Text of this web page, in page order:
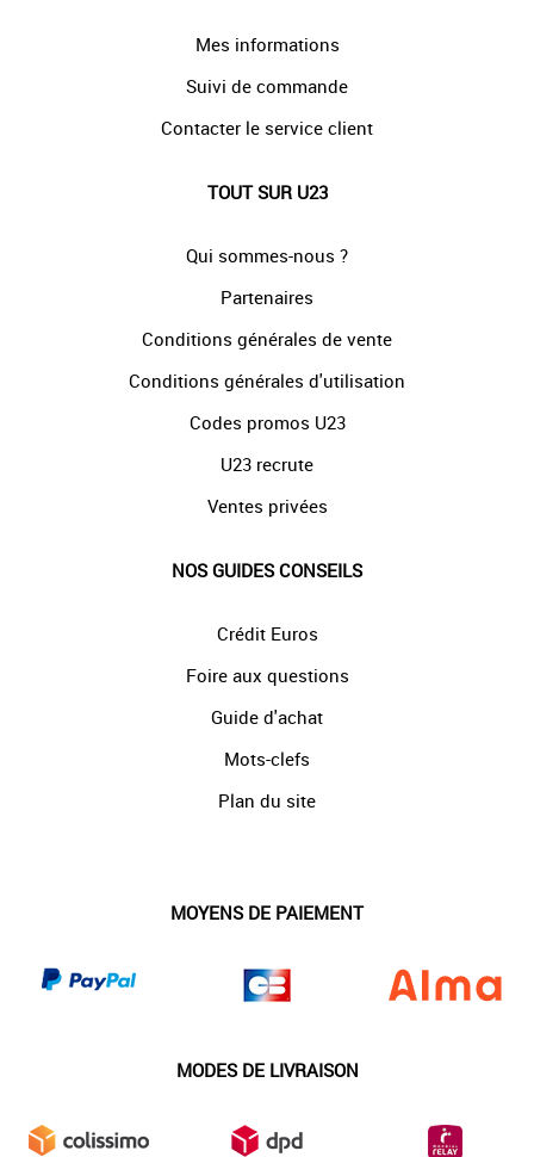
Mes informations
Suivi de commande
Contacter le service client
TOUT SUR U23
Qui sommes-nous ?
Partenaires
Conditions générales de vente
Conditions générales d'utilisation
Codes promos U23
U23 recrute
Ventes privées
NOS GUIDES CONSEILS
Crédit Euros
Foire aux questions
Guide d'achat
Mots-clefs
Plan du site
MOYENS DE PAIEMENT
MODES DE LIVRAISON